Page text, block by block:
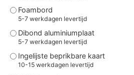
Foambord
5-7 werkdagen levertijd
Dibond aluminiumplaat
5-7 werkdagen levertijd
Ingelijste beprikbare kaart
10-15 werkdagen levertijd